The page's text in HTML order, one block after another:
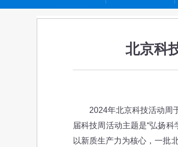
北京科
2024年北京科技活动周于
届科技周活动主题是“弘扬
以新质生产力为核心，一批